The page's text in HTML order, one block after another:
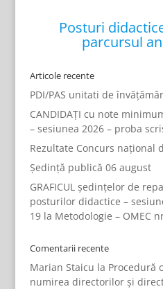
Posturi
parcursul
Articole recente
PDI/PAS unitati de
CANDIDAȚI cu note
– sesiunea 2026 – proba
Rezultate Concurs național
Ședință publică 06 august
GRAFICUL ședințelor de
posturilor didactice –
19 la Metodologie – OMEC
Comentarii recente
Marian Staicu la Procedură
numirea directorilor și